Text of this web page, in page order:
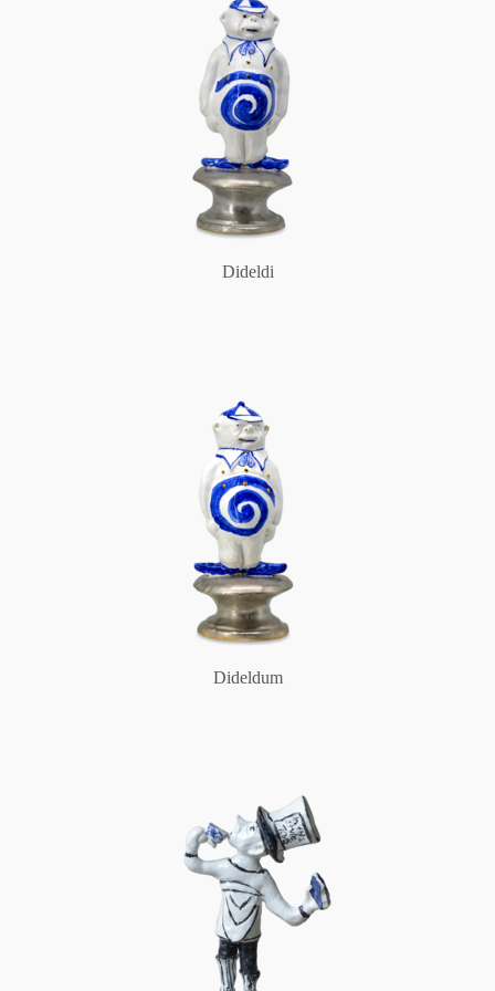
Dideldi
Dideldum